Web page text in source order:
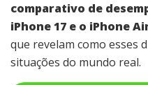
comparativo de
iPhone 17 e o iPhone
que revelam como esses
situações do mundo real.